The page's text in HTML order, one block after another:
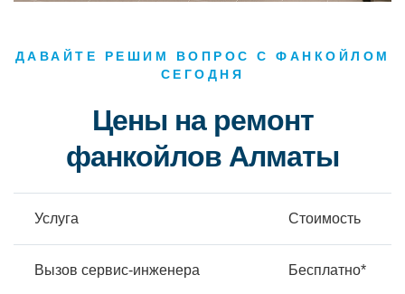
ДАВАЙТЕ РЕШИМ ВОПРОС С ФАНКОЙЛОМ
СЕГОДНЯ
Цены на ремонт
фанкойлов Алматы
Услуга Стоимость
Вызов сервис-инженера Бесплатно*